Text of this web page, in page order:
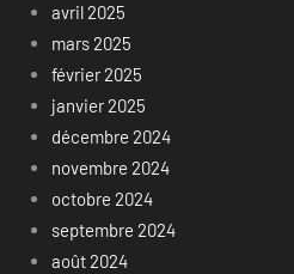
avril 2025
mars 2025
février 2025
janvier 2025
décembre 2024
novembre 2024
octobre 2024
septembre 2024
août 2024